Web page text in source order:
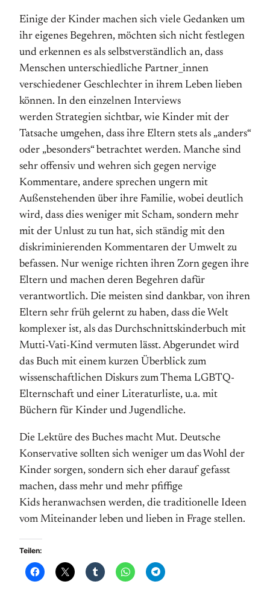
Einige der Kinder machen sich viele Gedanken um
ihr eigenes Begehren, möchten sich nicht festlegen
und erkennen es als selbstverständlich an, dass
Menschen unterschiedliche Partner_innen
verschiedener Geschlechter in ihrem Leben lieben
können. In den einzelnen Interviews
werden Strategien sichtbar, wie Kinder mit der
Tatsache umgehen, dass ihre Eltern stets als „anders“
oder „besonders“ betrachtet werden. Manche sind
sehr offensiv und wehren sich gegen nervige
Kommentare, andere sprechen ungern mit
Außenstehenden über ihre Familie, wobei deutlich
wird, dass dies weniger mit Scham, sondern mehr
mit der Unlust zu tun hat, sich ständig mit den
diskriminierenden Kommentaren der Umwelt zu
befassen. Nur wenige richten ihren Zorn gegen ihre
Eltern und machen deren Begehren dafür
verantwortlich. Die meisten sind dankbar, von ihren
Eltern sehr früh gelernt zu haben, dass die Welt
komplexer ist, als das Durchschnittskinderbuch mit
Mutti-Vati-Kind vermuten lässt. Abgerundet wird
das Buch mit einem kurzen Überblick zum
wissenschaftlichen Diskurs zum Thema LGBTQ-
Elternschaft und einer Literaturliste, u.a. mit
Büchern für Kinder und Jugendliche.
Die Lektüre des Buches macht Mut. Deutsche
Konservative sollten sich weniger um das Wohl der
Kinder sorgen, sondern sich eher darauf gefasst
machen, dass mehr und mehr pfiffige
Kids heranwachsen werden, die traditionelle Ideen
vom Miteinander leben und lieben in Frage stellen.
Teilen: